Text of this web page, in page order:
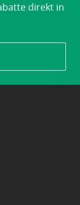
direkt in